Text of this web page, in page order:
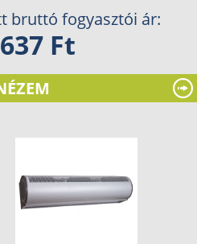
bruttó fogyasztói ár:
Ft